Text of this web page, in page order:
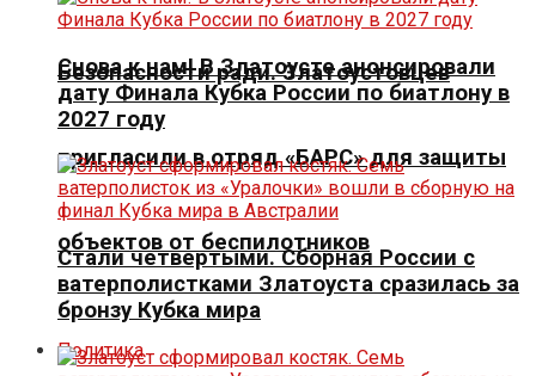
Безопасности ради. Златоустовцев
пригласили в отряд «БАРС» для защиты
объектов от беспилотников
Политика
Снова к нам! В Златоусте анонсировали
дату Финала Кубка России по биатлону в
2027 году
Стали четвертыми. Сборная России с
ватерполистками Златоуста сразилась за
бронзу Кубка мира